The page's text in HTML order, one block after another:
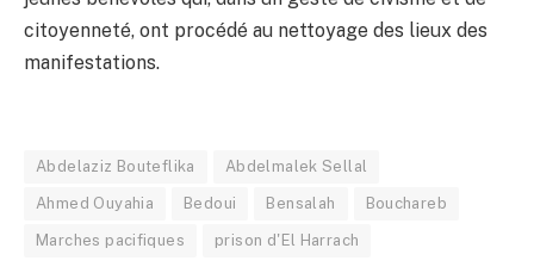
citoyenneté, ont procédé au nettoyage des lieux des
manifestations.
Abdelaziz Bouteflika Abdelmalek Sellal
Ahmed Ouyahia Bedoui Bensalah Bouchareb
Marches pacifiques prison d'El Harrach